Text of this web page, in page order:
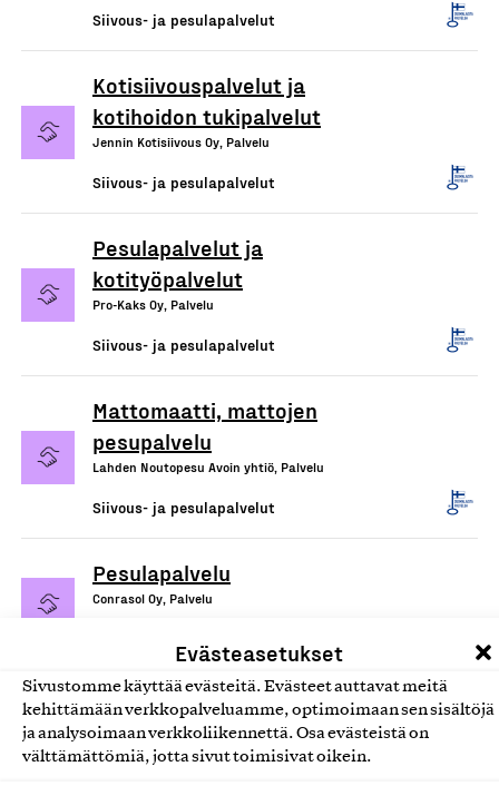
Evästeasetukset
Sivustomme käyttää evästeitä. Evästeet auttavat meitä
kehittämään verkkopalveluamme, optimoimaan sen sisältöjä
ja analysoimaan verkkoliikennettä. Osa evästeistä on
välttämättömiä, jotta sivut toimisivat oikein.
Siivous- ja pesulapalvelut
Kotisiivouspalvelut ja
kotihoidon tukipalvelut
Jennin Kotisiivous Oy, Palvelu
Siivous- ja pesulapalvelut
Pesulapalvelut ja
kotityöpalvelut
Pro-Kaks Oy, Palvelu
Siivous- ja pesulapalvelut
Mattomaatti, mattojen
pesupalvelu
Lahden Noutopesu Avoin yhtiö, Palvelu
Siivous- ja pesulapalvelut
Pesulapalvelu
Conrasol Oy, Palvelu